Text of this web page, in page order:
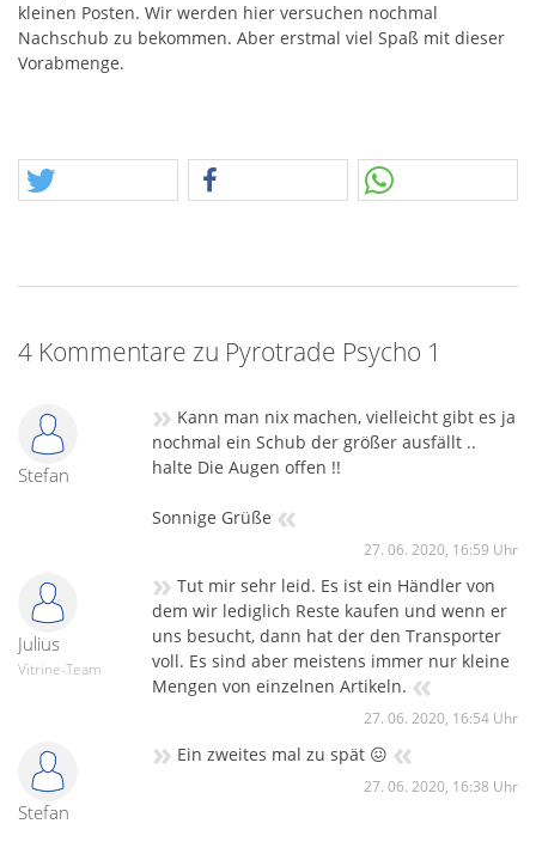
kleinen Posten. Wir werden hier versuchen nochmal
Nachschub zu bekommen. Aber erstmal viel Spaß mit dieser
Vorabmenge.
4 Kommentare zu Pyrotrade Psycho 1
Stefan
» Kann man nix machen, vielleicht gibt es ja
nochmal ein Schub der größer ausfällt ..
halte Die Augen offen !!
Sonnige Grüße «
27. 06. 2020, 16:59 Uhr
Julius
Vitrine-Team
» Tut mir sehr leid. Es ist ein Händler von
dem wir lediglich Reste kaufen und wenn er
uns besucht, dann hat der den Transporter
voll. Es sind aber meistens immer nur kleine
Mengen von einzelnen Artikeln. «
27. 06. 2020, 16:54 Uhr
Stefan
» Ein zweites mal zu spät 😖 «
27. 06. 2020, 16:38 Uhr